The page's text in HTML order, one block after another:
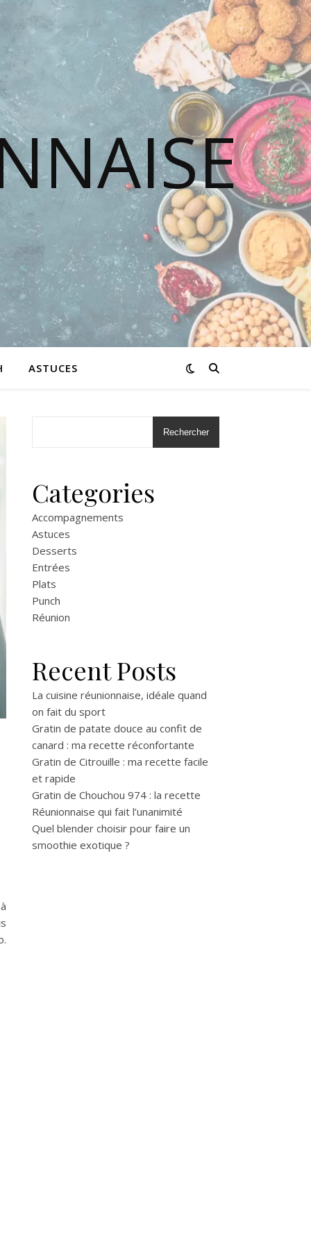
ASTUCES
Rechercher
Categories
Accompagnements
Astuces
Desserts
Entrées
Plats
Punch
Réunion
Recent Posts
La cuisine réunionnaise, idéale quand
on fait du sport
Gratin de patate douce au confit de
canard : ma recette réconfortante
Gratin de Citrouille : ma recette facile
et rapide
Gratin de Chouchou 974 : la recette
Réunionnaise qui fait l’unanimité
Quel blender choisir pour faire un
smoothie exotique ?